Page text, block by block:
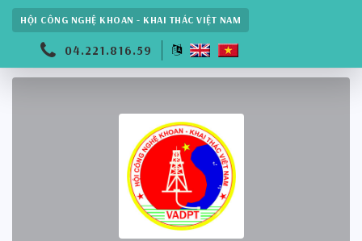
HỘI CÔNG NGHỆ KHOAN - KHAI THÁC VIỆT NAM
04.221.816.59